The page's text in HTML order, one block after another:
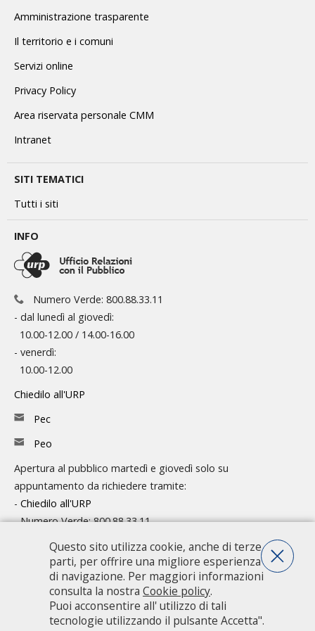
Amministrazione trasparente
Il territorio e i comuni
Servizi online
Privacy Policy
Area riservata personale CMM
Intranet
SITI TEMATICI
Tutti i siti
INFO
Numero Verde: 800.88.33.11
- dal lunedì al giovedì:
10.00-12.00 / 14.00-16.00
- venerdì:
10.00-12.00
Chiedilo all'URP
Pec
Peo
Apertura al pubblico martedì e giovedì solo su
appuntamento da richiedere tramite:
- Chiedilo all'URP
- Numero Verde: 800.88.33.11
Consulta l'organigramma
Accedi agli atti
Guida pratica ai servizi e alla modulistica
Questo sito utilizza cookie, anche di terze
parti, per offrire una migliore esperienza
di navigazione. Per maggiori informazioni
consulta la nostra Cookie policy.
Puoi acconsentire all' utilizzo di tali
tecnologie utilizzando il pulsante Accetta".